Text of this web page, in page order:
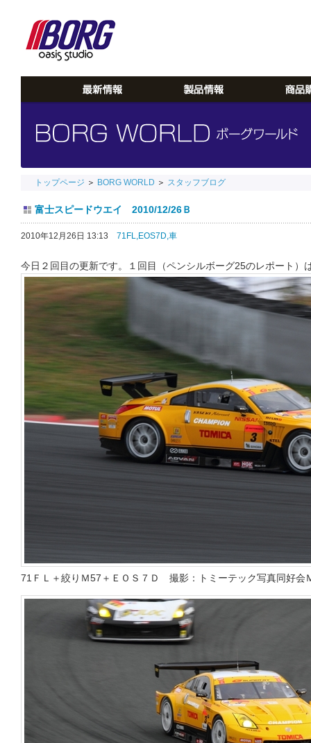
トップページ ＞ BORG WORLD ＞ スタッフブログ
富士スピードウエイ 2010/12/26Ｂ
2010年12月26日 13:13 71FL,EOS7D,車
今日２回目の更新です。１回目（ペンシルボーグ25のレポート）
71ＦＬ＋絞りＭ57＋ＥＯＳ７Ｄ 撮影：トミーテック写真同好